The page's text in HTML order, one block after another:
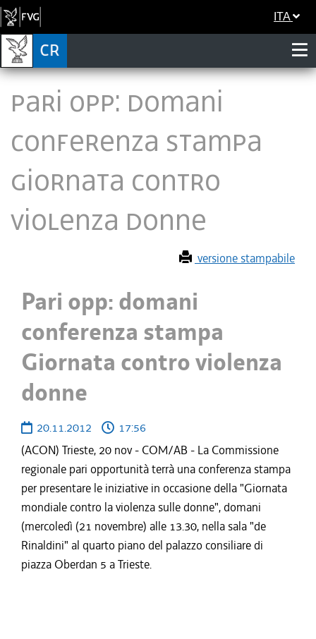
ITA
Pari opp: domani
conferenza stampa
Giornata contro
violenza donne
versione stampabile
Pari opp: domani
conferenza stampa
Giornata contro violenza
donne
20.11.2012
17:56
(ACON) Trieste, 20 nov - COM/AB - La Commissione
regionale pari opportunità terrà una conferenza stampa
per presentare le iniziative in occasione della "Giornata
mondiale contro la violenza sulle donne", domani
(mercoledì (21 novembre) alle 13.30, nella sala "de
Rinaldini" al quarto piano del palazzo consiliare di
piazza Oberdan 5 a Trieste.